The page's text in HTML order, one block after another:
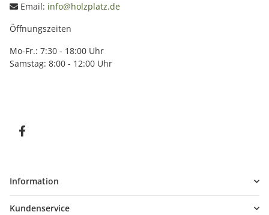
Email: info@holzplatz.de
Öffnungszeiten
Mo-Fr.: 7:30 - 18:00 Uhr
Samstag: 8:00 - 12:00 Uhr
Information
Kundenservice